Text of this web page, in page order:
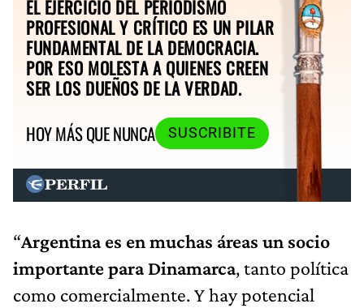
EL EJERCICIO DEL PERIODISMO
PROFESIONAL Y CRÍTICO ES UN PILAR
FUNDAMENTAL DE LA DEMOCRACIA.
POR ESO MOLESTA A QUIENES CREEN
SER LOS DUEÑOS DE LA VERDAD.
HOY MÁS QUE NUNCA
SUSCRIBITE
“Argentina es en muchas áreas un socio
importante para Dinamarca, tanto política
como comercialmente. Y hay potencial